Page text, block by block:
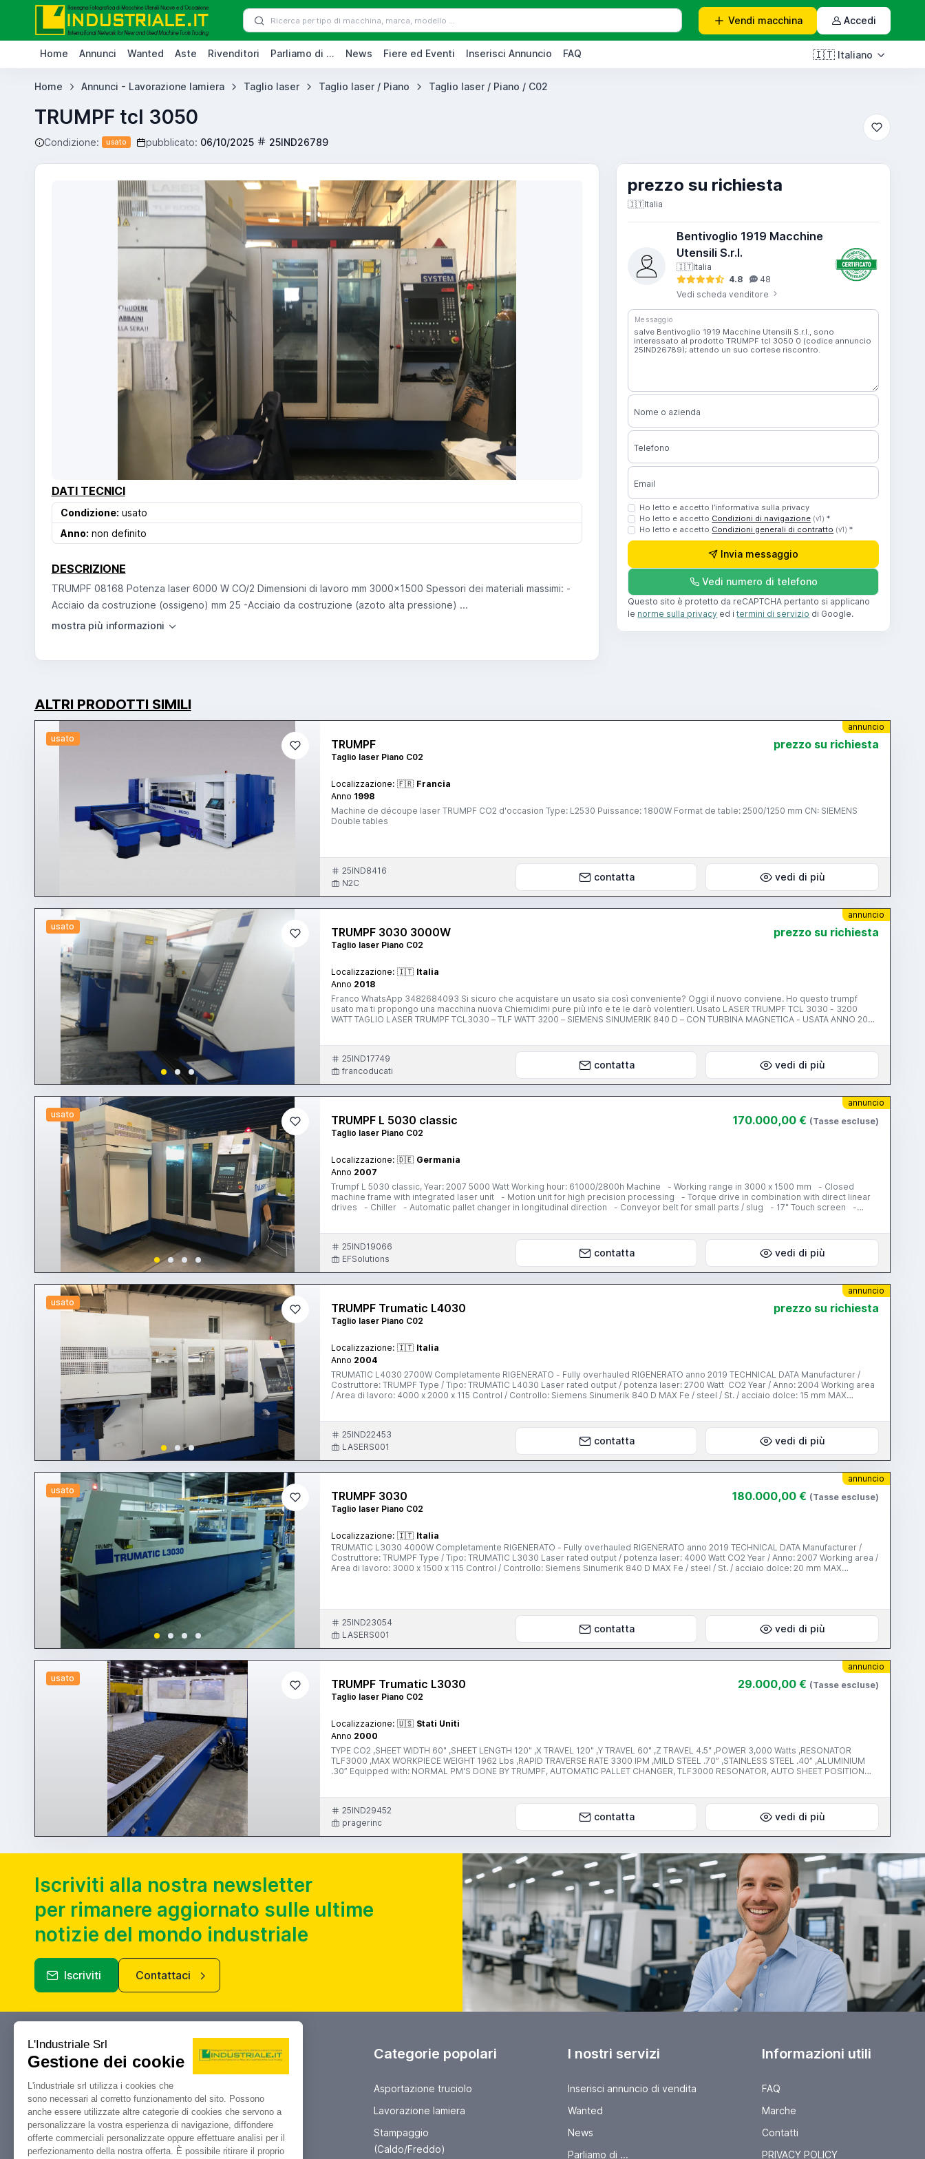
Vendi macchina Accedi
Home Annunci Wanted Aste Rivenditori Parliamo di ... News Fiere ed Eventi Inserisci Annuncio FAQ 🇮🇹 Italiano
Home Annunci - Lavorazione lamiera Taglio laser Taglio laser / Piano Taglio laser / Piano / C02
TRUMPF tcl 3050
Condizione: usato pubblicato: 06/10/2025 25IND26789
DATI TECNICI
Condizione: usato
Anno: non definito
DESCRIZIONE
TRUMPF 08168 Potenza laser 6000 W CO/2 Dimensioni di lavoro mm 3000x1500 Spessori dei materiali massimi: -
Acciaio da costruzione (ossigeno) mm 25 -Acciaio da costruzione (azoto alta pressione) ...
prezzo su richiesta
🇮🇹Italia
Bentivoglio 1919 Macchine
Utensili S.r.l.
🇮🇹Italia
4.8
48
Vedi scheda venditore
Messaggio
Nome o azienda
Telefono
Email
Ho letto e accetto l’informativa sulla privacy
Ho letto e accetto Condizioni di navigazione (v1) *
Ho letto e accetto Condizioni generali di contratto (v1) *
Invia messaggio
Vedi numero di telefono
Questo sito è protetto da reCAPTCHA pertanto si applicano
le norme sulla privacy ed itermini di servizio di Google.
ALTRI PRODOTTI SIMILI
usato
annuncio
TRUMPF
Taglio laser Piano C02
prezzo su richiesta
Localizzazione: 🇫🇷 Francia
Anno 1998
Machine de découpe laser TRUMPF CO2 d'occasion Type: L2530 Puissance: 1800W Format de table: 2500/1250 mm CN: SIEMENS
Double tables
25IND8416
N2C
contatta vedi di più
usato
annuncio
TRUMPF 3030 3000W
Taglio laser Piano C02
prezzo su richiesta
Localizzazione: 🇮🇹 Italia
Anno 2018
Franco WhatsApp 3482684093 Si sicuro che acquistare un usato sia così conveniente? Oggi il nuovo conviene. Ho questo trumpf
usato ma ti propongo una macchina nuova Chiemidimi pure più info e te le darò volentieri. Usato LASER TRUMPF TCL 3030 - 3200
WATT TAGLIO LASER TRUMPF TCL3030 – TLF WATT 3200 – SIEMENS SINUMERIK 840 D – CON TURBINA MAGNETICA - USATA ANNO 2002
Massimo Spessore Di Taglio: Fe Mm 20 – Inox 12 mm - Al 8 mm Peso Max. Lavorazione Kg 710 Precisione Min. Corsa Programmabile
Mm 0,01 Scostamento Di Posizione Mm +/- 0,10 Banda Media Di Dispersione Mm +/- 0,03 Consumo Gas Laser Co2 L/H 1 Consumo Gas
Laser N2 L/H 6 Consumo Gas Laser He L/H 13 Consumo Elettr. Approx Kw 26-53 Peso Kg 11500 Colore Bianco Blue Dimensioni Approx
25IND17749
francoducati
contatta vedi di più
usato
annuncio
TRUMPF L 5030 classic
Taglio laser Piano C02
170.000,00 € (Tasse escluse)
Localizzazione: 🇩🇪 Germania
Anno 2007
Trumpf L 5030 classic, Year: 2007 5000 Watt Working hour: 61000/2800h Machine - Working range in 3000 x 1500 mm - Closed
machine frame with integrated laser unit - Motion unit for high precision processing - Torque drive in combination with direct linear
drives - Chiller - Automatic pallet changer in longitudinal direction - Conveyor belt for small parts / slug - 17" Touch screen -
Control - Advanced shop floor programming - Fast reproduction - Control Sinumerik 840D - Technology data is integrated -
Automatic shut-down device - Programmable cutting gas pressure - ContourLine - Microweld - RJ45 network connection Safety
- CE label - Light barriers - Multi chamber exhaust system - Compact dust extractor - Machine enclosure with Macrolon panels
without podium but podium installation is possible Price: 170.000,- EUR free loaded on truck Delivery time: December 2018, after
25IND19066
EFSolutions
contatta vedi di più
usato
annuncio
TRUMPF Trumatic L4030
Taglio laser Piano C02
prezzo su richiesta
Localizzazione: 🇮🇹 Italia
Anno 2004
TRUMATIC L4030 2700W Completamente RIGENERATO - Fully overhauled RIGENERATO anno 2019 TECHNICAL DATA Manufacturer /
Costruttore: TRUMPF Type / Tipo: TRUMATIC L4030 Laser rated output / potenza laser: 2700 Watt CO2 Year / Anno: 2004 Working area
/ Area di lavoro: 4000 x 2000 x 115 Control / Controllo: Siemens Sinumerik 840 D MAX Fe / steel / St. / acciaio dolce: 15 mm MAX
Assorbimento: 25 min - max 53kW / 125A / 400V 50Hz Altre info: Teste di taglio 5", 7,5"; sistema di aspirazione fumi, cambio pallet a due
posizioni, barriere perimetrali, CNC/PC con Windows RAM 64MB, Disco 500MB, monitor a colori TFT 10,4”. Warranty / GARANZIA: 12
MESI
25IND22453
LASERS001
contatta vedi di più
usato
annuncio
TRUMPF 3030
Taglio laser Piano C02
180.000,00 € (Tasse escluse)
Localizzazione: 🇮🇹 Italia
TRUMATIC L3030 4000W Completamente RIGENERATO - Fully overhauled RIGENERATO anno 2019 TECHNICAL DATA Manufacturer /
Costruttore: TRUMPF Type / Tipo: TRUMATIC L3030 Laser rated output / potenza laser: 4000 Watt CO2 Year / Anno: 2007 Working area /
Area di lavoro: 3000 x 1500 x 115 Control / Controllo: Siemens Sinumerik 840 D MAX Fe / steel / St. / acciaio dolce: 20 mm MAX
due posizioni, barriere perimetrali, CNC/PC con Windows monitor a colori TFT 10,4”. Warranty / GARANZIA: 12 MESI
25IND23054
LASERS001
contatta vedi di più
usato
annuncio
TRUMPF Trumatic L3030
Taglio laser Piano C02
29.000,00 € (Tasse escluse)
Localizzazione: 🇺🇸 Stati Uniti
Anno 2000
TYPE CO2 ,SHEET WIDTH 60" ,SHEET LENGTH 120" ,X TRAVEL 120" ,Y TRAVEL 60" ,Z TRAVEL 4.5" ,POWER 3,000 Watts ,RESONATOR
TLF3000 ,MAX WORKPIECE WEIGHT 1962 Lbs ,RAPID TRAVERSE RATE 3300 IPM ,MILD STEEL .70” ,STAINLESS STEEL .40” ,ALUMINIUM
.30” Equipped with: NORMAL PM'S DONE BY TRUMPF, AUTOMATIC PALLET CHANGER, TLF3000 RESONATOR, AUTO SHEET POSITION
25IND29452
pragerinc
contatta vedi di più
Iscriviti alla nostra newsletter
per rimanere aggiornato sulle ultime
notizie del mondo industriale
Iscriviti Contattaci
Industriale.it
Il tuo portale di riferimento per
compravendita, aste e liquidazioni di
macchine utensili e macchinari
industriali.
Categorie popolari
Asportazione truciolo
Lavorazione lamiera
Stampaggio
(Caldo/Freddo)
I nostri servizi
Inserisci annuncio di vendita
Wanted
News
Parliamo di ...
Informazioni utili
FAQ
Marche
Contatti
PRIVACY POLICY